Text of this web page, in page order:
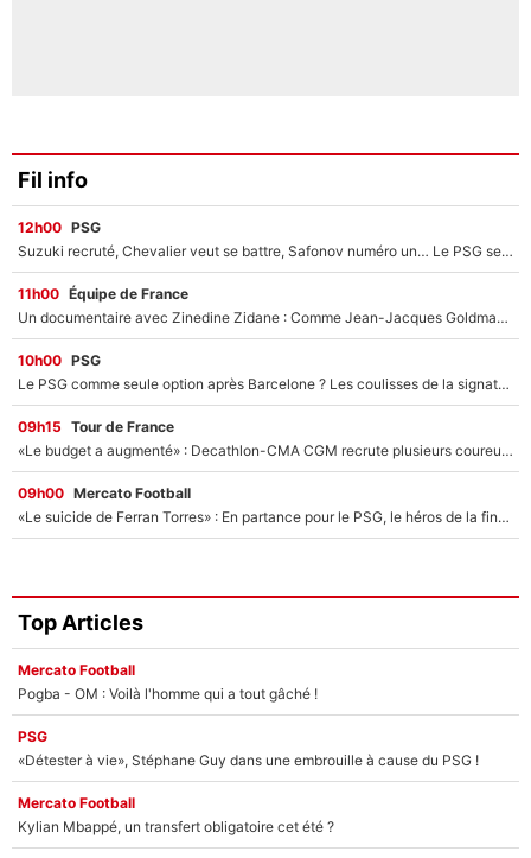
Fil info
12h00 PSG
Suzuki recruté, Chevalier veut se battre, Safonov numéro un… Le PSG se lance encore dans un gros chantier pour le poste de gardien de but
11h00 Équipe de France
Un documentaire avec Zinedine Zidane : Comme Jean-Jacques Goldman et Mylène Farmer, le nouveau sélectionneur de l'équipe de France a recalé une journaliste très connue
10h00 PSG
Le PSG comme seule option après Barcelone ? Les coulisses de la signature historique de Lionel Messi sont révélées au grand jour !
09h15 Tour de France
«Le budget a augmenté» : Decathlon-CMA CGM recrute plusieurs coureurs pour offrir à Paul Seixas une équipe pour gagner le Tour de France 2027
09h00 Mercato Football
«Le suicide de Ferran Torres» : En partance pour le PSG, le héros de la finale de la Coupe du monde s'attire les foudres de la presse espagnole !
Top Articles
Mercato Football
Pogba - OM : Voilà l'homme qui a tout gâché !
PSG
«Détester à vie», Stéphane Guy dans une embrouille à cause du PSG !
Mercato Football
Kylian Mbappé, un transfert obligatoire cet été ?